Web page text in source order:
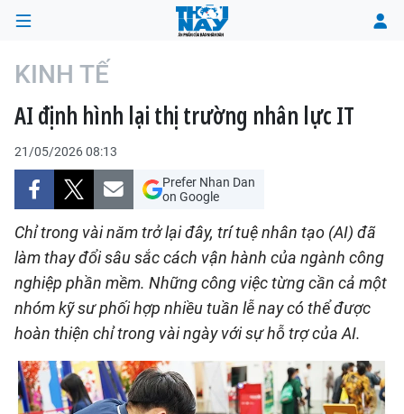
TRANG CHỦ
THỜI SỰ
CHÍNH TRỊ
XÃ HỘI
KINH TẾ
ĐÔ THỊ
VĂN HÓA - VĂN NGHỆ
KINH TẾ
AI định hình lại thị trường nhân lực IT
21/05/2026 08:13
Prefer Nhan Dan
on Google
Chỉ trong vài năm trở lại đây, trí tuệ nhân tạo (AI) đã
làm thay đổi sâu sắc cách vận hành của ngành công
nghiệp phần mềm. Những công việc từng cần cả một
nhóm kỹ sư phối hợp nhiều tuần lễ nay có thể được
hoàn thiện chỉ trong vài ngày với sự hỗ trợ của AI.